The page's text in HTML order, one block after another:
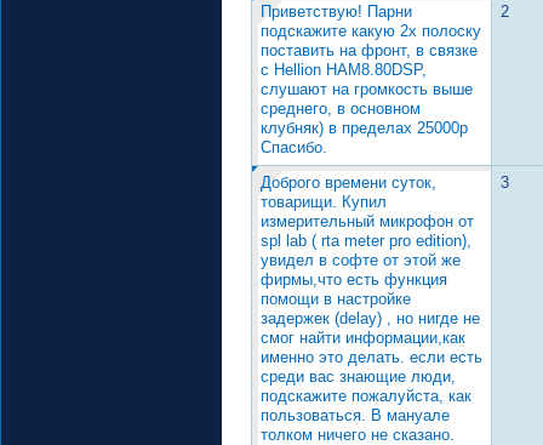
Приветствую! Парни
подскажите какую 2х полоску
поставить на фронт, в связке
с Hellion HAM8.80DSP,
слушают на громкость выше
среднего, в основном
клубняк) в пределах 25000р
Спасибо.
2
Доброго времени суток,
товарищи. Купил
измерительный микрофон от
spl lab ( rta meter pro edition),
увидел в софте от этой же
фирмы,что есть функция
помощи в настройке
задержек (delay) , но нигде не
смог найти информации,как
именно это делать. если есть
среди вас знающие люди,
подскажите пожалуйста, как
пользоваться. В мануале
толком ничего не сказано.
3